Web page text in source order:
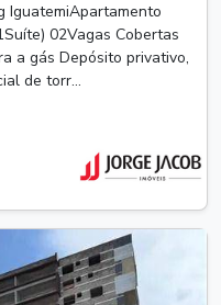
IguatemiApartamento
02Vagas Cobertas
a gás Depósito privativo,
de torr...